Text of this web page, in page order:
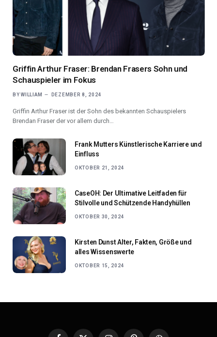
Griffin Arthur Fraser: Brendan Frasers Sohn und
Schauspieler im Fokus
BY WILLIAM DEZEMBER 8, 2024
Griffin Arthur Fraser ist der Sohn des bekannten Schauspielers
Brendan Fraser der vor allem durch…
Frank Mutters Künstlerische Karriere und
Einfluss
OKTOBER 21, 2024
CaseOH: Der Ultimative Leitfaden für
Stilvolle und Schützende Handyhüllen
OKTOBER 30, 2024
Kirsten Dunst Alter, Fakten, Größe und
alles Wissenswerte
OKTOBER 15, 2024